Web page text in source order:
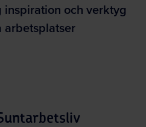
och verktyg
arbetsplatser